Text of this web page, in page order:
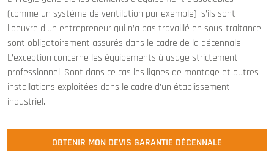
(comme un système de ventilation par exemple), s’ils sont
l’oeuvre d’un entrepreneur qui n’a pas travaillé en sous-traitance,
sont obligatoirement assurés dans le cadre de la décennale.
L’exception concerne les équipements à usage strictement
professionnel. Sont dans ce cas les lignes de montage et autres
installations exploitées dans le cadre d’un établissement
industriel.
OBTENIR MON DEVIS GARANTIE DÉCENNALE